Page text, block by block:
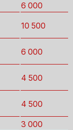
6 000
10 500
6 000
4 500
4 500
3 000